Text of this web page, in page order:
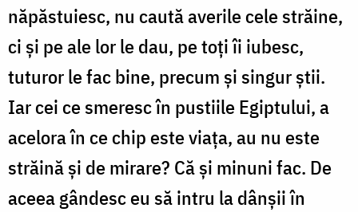
năpăstuiesc, nu caută averile cele străine,
ci și pe ale lor le dau, pe toți îi iubesc,
tuturor le fac bine, precum și singur știi.
Iar cei ce smeresc în pustiile Egiptului, a
acelora în ce chip este viața, au nu este
străină și de mirare? Că și minuni fac. De
aceea gândesc eu să intru la dânșii în